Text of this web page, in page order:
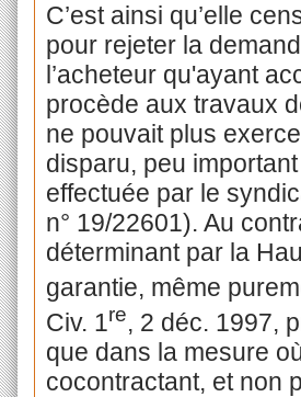
C’est ainsi qu’elle
pour rejeter la
l’acheteur qu'ayant
procède aux travaux
ne pouvait plus
disparu, peu
effectuée par le
n° 19/22601). Au
déterminant par la
garantie, même
Civ. 1re, 2 déc. 1997,
que dans la mesure
cocontractant, et non